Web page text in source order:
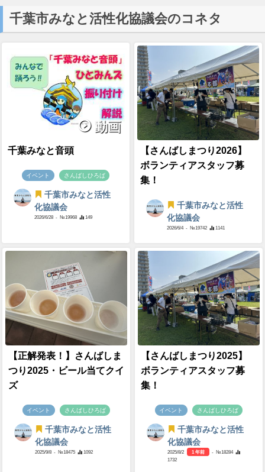
千葉市みなと活性化協議会のコネタ
動画
千葉みなと音頭
イベント さんばしひろば
千葉市みなと活性
化協議会
2026/6/28 - №19968 149
【さんばしまつり2026】
ボランティアスタッフ募
集！
千葉市みなと活性
化協議会
2026/6/4 - №19742 1141
【正解発表！】さんばしま
つり2025・ビール当てクイ
ズ
イベント さんばしひろば
千葉市みなと活性
化協議会
2025/9/8 - №18475 1092
【さんばしまつり2025】
ボランティアスタッフ募
集！
イベント さんばしひろば
千葉市みなと活性
化協議会
2025/8/2 1 年前
- №18284
1732